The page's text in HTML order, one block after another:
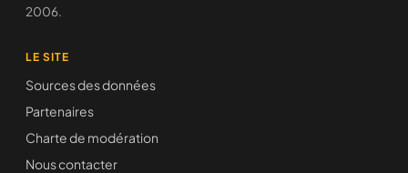
2006.
LE SITE
Sources des données
Partenaires
Charte de modération
Nous contacter